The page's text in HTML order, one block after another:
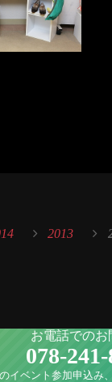
2013
お電話でのお
078-241-
イベント参加申込み